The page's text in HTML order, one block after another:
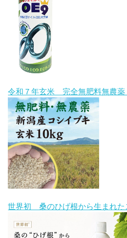
令和７年玄米 完全無肥料無農
世界初 桑のひげ根から生まれた